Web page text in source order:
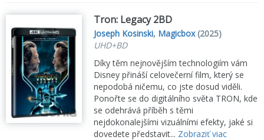
Tron: Legacy 2BD
Joseph Kosinski, Magicbox(2025)
UHD+BD
Díky těm nejnovějším technologiím vám
Disney přináší celovečerní film, který se
nepodobá ničemu, co jste dosud viděli.
Ponořte se do digitálního světa TRON, kde
se odehrává příběh s těmi
nejdokonalejšími vizuálními efekty, jaké si
dovedete představit... Zobraziť viac